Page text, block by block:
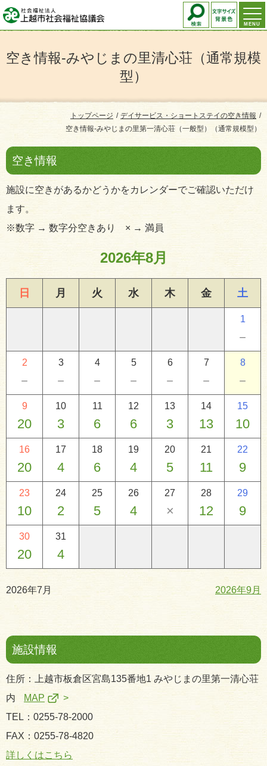
MENU
空き情報-みやじまの里清心荘（通常規模
型）
トップページ
デイサービス・ショートステイの空き情報
空き情報-みやじまの里第一清心荘（一般型）（通常規模型）
空き情報
施設に空きがあるかどうかをカレンダーでご確認いただけ
ます。
※数字 → 数字分空きあり × → 満員
2026年8月
日 月 火 水 木 金 土
1
－
2
－
3
－
4
－
5
－
6
－
7
－
8
－
9
20
10
3
11
6
12
6
13
3
14
13
15
10
16
20
17
4
18
6
19
4
20
5
21
11
22
9
23
10
24
2
25
5
26
4
27
×
28
12
29
9
30
20
31
4
2026年7月 2026年9月
施設情報
住所：上越市板倉区宮島135番地1 みやじまの里第一清心荘
内
MAP
TEL：0255-78-2000
FAX：0255-78-4820
詳しくはこちら